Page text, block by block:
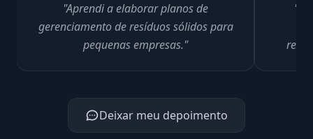
"Aprendi a elaborar planos de
gerenciamento de resíduos sólidos para
pequenas empresas."
Deixar meu depoimento